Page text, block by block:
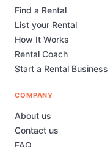
Find a Rental
List your Rental
How It Works
Rental Coach
Start a Rental Business
COMPANY
About us
Contact us